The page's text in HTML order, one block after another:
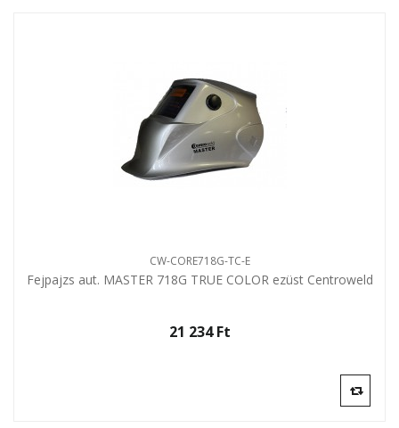
CW-CORE718G-TC-E
Fejpajzs aut. MASTER 718G TRUE COLOR ezüst Centroweld
21 234 Ft‎